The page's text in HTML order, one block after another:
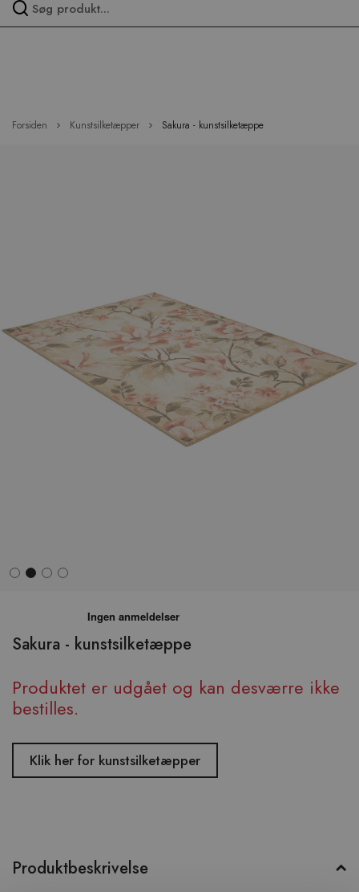
Forsiden Kunstsilketæpper Sakura - kunstsilketæppe
Sakura - kunstsilketæppe
Produktet er udgået og kan desværre ikke
bestilles.
Klik her for kunstsilketæpper
begyndelsen
af
Produktbeskrivelse